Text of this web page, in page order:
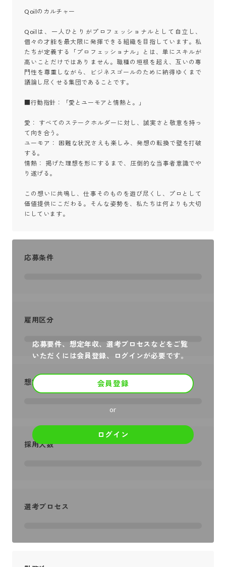
Qoilのカルチャー
Qoilは、一人ひとりがプロフェッショナルとして自立し、
個々の才能を最大限に発揮できる組織を目指しています。私
たちが定義する「プロフェッショナル」とは、単にスキルが
高いことだけではありません。職種の垣根を超え、互いの専
門性を尊重しながら、ビジネスゴールのために納得ゆくまで
議論し尽くせる集団であることです。
■行動指針：「愛とユーモアと情熱と。」
愛： すべてのステークホルダーに対し、誠実さと敬意を持っ
て向き合う。
ユーモア： 困難な状況さえも楽しみ、発想の転換で壁を打破
する。
情熱： 掲げた理想を形にするまで、圧倒的な当事者意識でや
り遂げる。
この想いに共鳴し、仕事そのものを遊び尽くし、プロとして
価値提供にこだわる。そんな姿勢を、私たちは何よりも大切
にしています。
応募要件、想定年収、選考プロセスなどをご覧
いただくには会員登録、ログインが必要です。
会員登録
or
ログイン
応募条件
雇用区分
想定年収
採用人数
選考プロセス